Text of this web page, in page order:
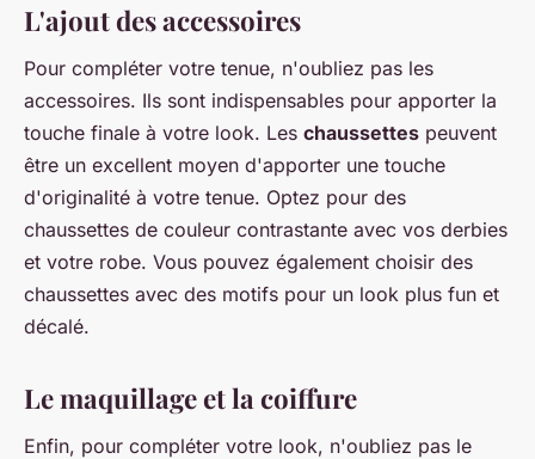
L'ajout des accessoires
Pour compléter votre tenue, n'oubliez pas les
accessoires. Ils sont indispensables pour apporter la
touche finale à votre look. Les chaussettes peuvent
être un excellent moyen d'apporter une touche
d'originalité à votre tenue. Optez pour des
chaussettes de couleur contrastante avec vos derbies
et votre robe. Vous pouvez également choisir des
chaussettes avec des motifs pour un look plus fun et
décalé.
Le maquillage et la coiffure
Enfin, pour compléter votre look, n'oubliez pas le